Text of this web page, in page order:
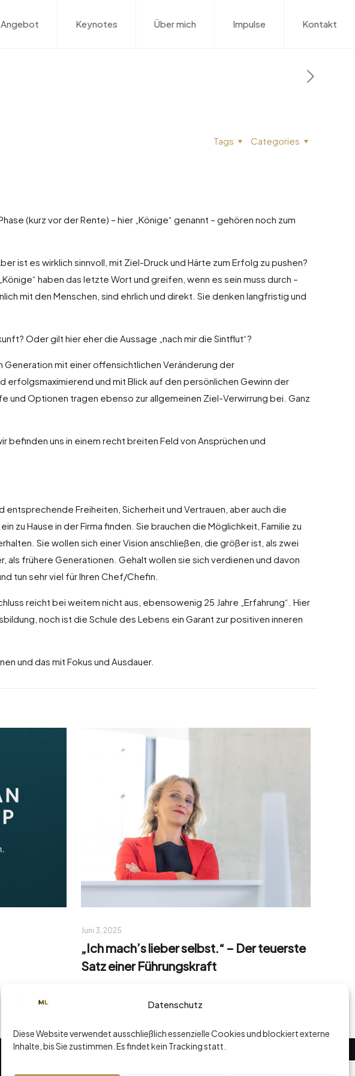
Datenschutz
Diese Website verwendet ausschließlich essenzielle Cookies und blockiert externe
Inhalte, bis Sie zustimmen. Es findet kein Tracking statt.
Angebot Keynotes Über mich Impulse Kontakt
Categories
Tags
(kurz vor der Rente) – hier „Könige“ genannt – gehören noch zum
ist es wirklich sinnvoll, mit Ziel-Druck und Härte zum Erfolg zu pushen?
haben das letzte Wort und greifen, wenn es sein muss durch –
mit den Menschen, sind ehrlich und direkt. Sie denken langfristig und
Oder gilt hier eher die Aussage „nach mir die Sintflut“?
Generation mit einer offensichtlichen Veränderung der
und mit Blick auf den persönlichen Gewinn der
Optionen tragen ebenso zur allgemeinen Ziel-Verwirrung bei. Ganz
befinden uns in einem recht breiten Feld von Ansprüchen und
Freiheiten, Sicherheit und Vertrauen, aber auch die
zu Hause in der Firma finden. Sie brauchen die Möglichkeit, Familie zu
Sie wollen sich einer Vision anschließen, die größer ist, als zwei
als frühere Generationen. Gehalt wollen sie sich verdienen und davon
tun sehr viel für Ihren Chef/Chefin.
reicht bei weitem nicht aus, ebensowenig 25 Jahre „Erfahrung“. Hier
noch ist die Schule des Lebens ein Garant zur positiven inneren
und das mit Fokus und Ausdauer.
Juni 3, 2025
„Ich mach’s lieber selbst.“ – Der teuerste
Satz einer Führungskraft
Read more